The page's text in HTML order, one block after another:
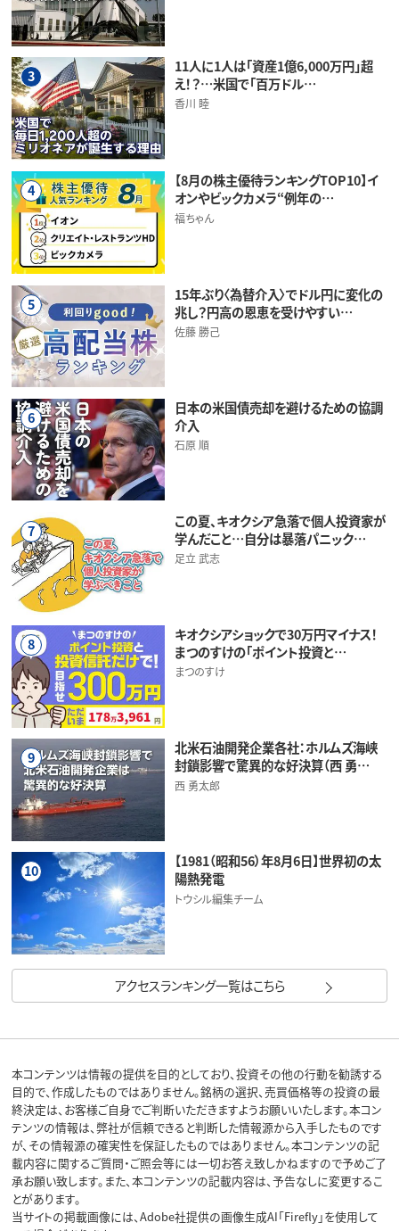
3
11人に1人は「資産1億6,000万円」超
え！？…米国で「百万ドル…
香川 睦
4
【8月の株主優待ランキングTOP10】イ
オンやビックカメラ“例年の…
福ちゃん
5
15年ぶり〈為替介入〉でドル円に変化の
兆し？円高の恩恵を受けやすい…
佐藤 勝己
6
日本の米国債売却を避けるための協調
介入
石原 順
7
この夏、キオクシア急落で個人投資家が
学んだこと…自分は暴落パニック…
足立 武志
8
キオクシアショックで30万円マイナス！
まつのすけの「ポイント投資と…
まつのすけ
9
北米石油開発企業各社：ホルムズ海峡
封鎖影響で驚異的な好決算（西 勇…
西 勇太郎
10
【1981（昭和56）年8月6日】世界初の太
陽熱発電
トウシル編集チーム
アクセスランキング一覧はこちら
本コンテンツは情報の提供を目的としており、投資その他の行動を勧誘する
目的で、作成したものではありません。銘柄の選択、売買価格等の投資の最
終決定は、お客様ご自身でご判断いただきますようお願いいたします。本コン
テンツの情報は、弊社が信頼できると判断した情報源から入手したものです
が、その情報源の確実性を保証したものではありません。本コンテンツの記
載内容に関するご質問・ご照会等には一切お答え致しかねますので予めご了
承お願い致します。また、本コンテンツの記載内容は、予告なしに変更するこ
とがあります。
当サイトの掲載画像には、Adobe社提供の画像生成AI「Firefly」を使用して